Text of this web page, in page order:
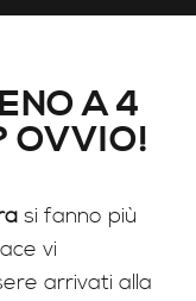
A 4
OVVIO!
si fanno più
vi
arrivati alla